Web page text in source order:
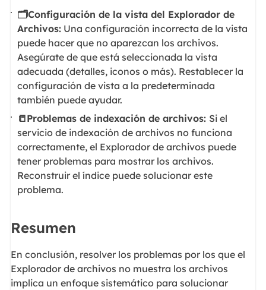
🗂️Configuración de la vista del Explorador de
Archivos: Una configuración incorrecta de la vista
puede hacer que no aparezcan los archivos.
Asegúrate de que está seleccionada la vista
adecuada (detalles, iconos o más). Restablecer la
configuración de vista a la predeterminada
también puede ayudar.
📒Problemas de indexación de archivos: Si el
servicio de indexación de archivos no funciona
correctamente, el Explorador de archivos puede
tener problemas para mostrar los archivos.
Reconstruir el índice puede solucionar este
problema.
Resumen
En conclusión, resolver los problemas por los que el
Explorador de archivos no muestra los archivos
implica un enfoque sistemático para solucionar